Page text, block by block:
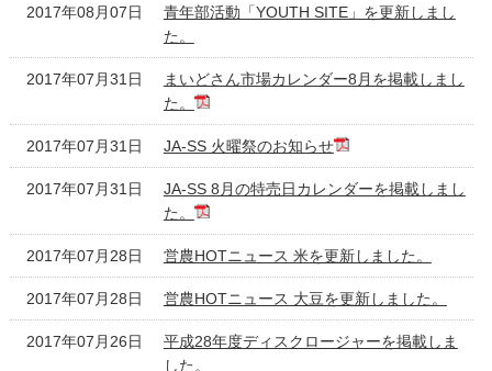
2017年08月07日
青年部活動「YOUTH SITE」を更新しまし
た。
2017年07月31日
まいどさん市場カレンダー8月を掲載しまし
た。
2017年07月31日 JA-SS 火曜祭のお知らせ
2017年07月31日
JA-SS 8月の特売日カレンダーを掲載しまし
た。
2017年07月28日 営農HOTニュース 米を更新しました。
2017年07月28日 営農HOTニュース 大豆を更新しました。
2017年07月26日
平成28年度ディスクロージャーを掲載しま
した。